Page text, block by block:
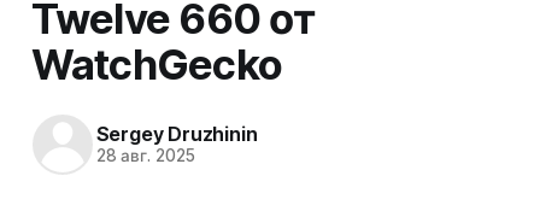
Twelve 660 от
WatchGecko
Sergey Druzhinin
28 авг. 2025